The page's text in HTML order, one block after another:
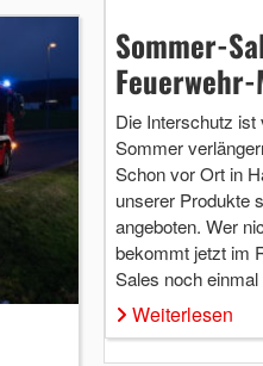
Sommer-
Die Interschutz ist
Sommer
Schon vor Ort in
unserer Produkte
angeboten. Wer
bekommt jetzt im
Sales noch
Weiterlesen